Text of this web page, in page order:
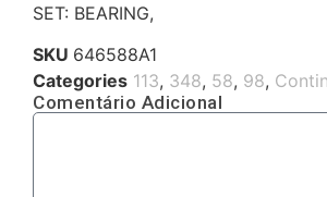
SET: BEARING,
SKU 646588A1
Categories 113, 348, 58, 98,
Comentário Adicional